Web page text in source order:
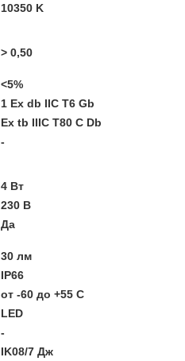
10350 K
> 0,50
<5%
1 Ex db IIC T6 Gb
Ex tb IIIC T80 C Db
-
4 Вт
230 В
Да
30 лм
IP66
от -60 до +55 C
LED
-
IK08/7 Дж